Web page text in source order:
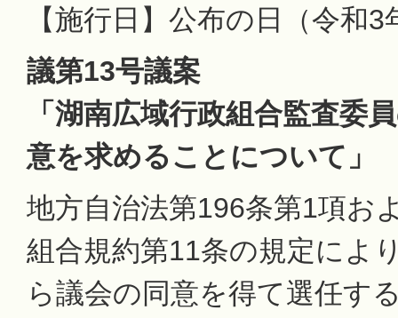
【施行日】公布の日（令和
議第13号議案
「湖南広域行政組合監査委
意を求めることについて」
地方自治法第196条第1項お
組合規約第11条の規定によ
ら議会の同意を得て選任す